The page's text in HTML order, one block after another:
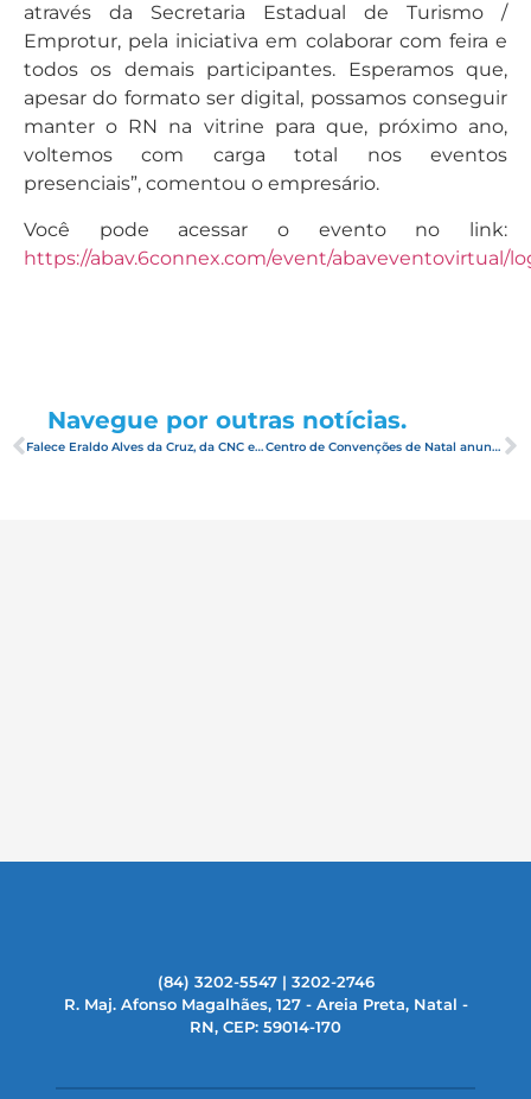
através da Secretaria Estadual de Turismo /
Emprotur, pela iniciativa em colaborar com feira e
todos os demais participantes. Esperamos que,
apesar do formato ser digital, possamos conseguir
manter o RN na vitrine para que, próximo ano,
voltemos com carga total nos eventos
presenciais”, comentou o empresário.
Você pode acessar o evento no link:
https://abav.6connex.com/event/abaveventovirtual/
Navegue por outras notícias.
Falece Eraldo Alves da Cruz, da CNC e ex-presidente da ABIH Nacional Centro de Convenções de Natal anuncia retomada de eventos
(84) 3202-5547 | 3202-2746
R. Maj. Afonso Magalhães, 127 - Areia Preta, Natal -
RN, CEP: 59014-170